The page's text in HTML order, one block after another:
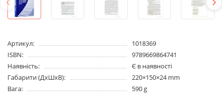
Артикул:
1018369
ISBN:
9789669864741
Наявність:
Є в наявності
Габарити (ДхШхВ):
220×150×24 mm
Вага:
590 g